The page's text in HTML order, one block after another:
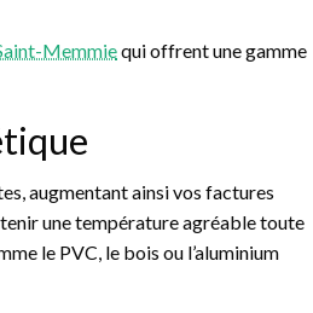
Memmiequi offrent une gamme
augmentant ainsi vos factures
une température agréable toute
le PVC, le bois ou l’aluminium